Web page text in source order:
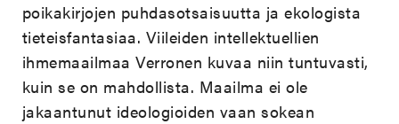
poikakirjojen puhdasotsaisuutta ja ekologista
tieteisfantasiaa. Viileiden intellektuellien
ihmemaailmaa Verronen kuvaa niin tuntuvasti,
kuin se on mahdollista. Maailma ei ole
jakaantunut ideologioiden vaan sokean